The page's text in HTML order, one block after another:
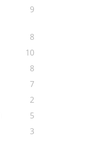
9
8
10
8
7
2
5
3